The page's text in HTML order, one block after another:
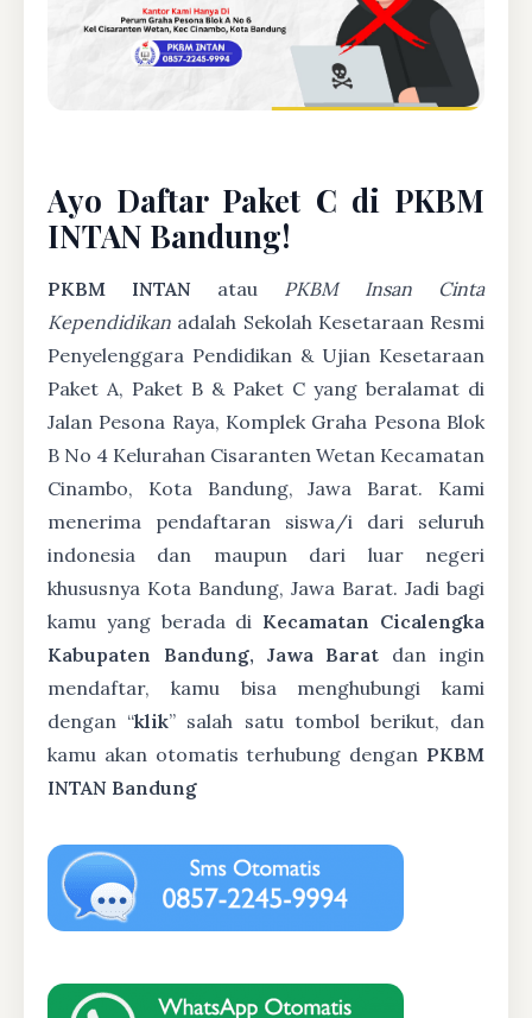
Ayo Daftar Paket C di PKBM
INTAN Bandung!
PKBM INTAN atau PKBM Insan Cinta
Kependidikan adalah Sekolah Kesetaraan Resmi
Penyelenggara Pendidikan & Ujian Kesetaraan
Paket A, Paket B & Paket C yang beralamat di
Jalan Pesona Raya, Komplek Graha Pesona Blok
B No 4 Kelurahan Cisaranten Wetan Kecamatan
Cinambo, Kota Bandung, Jawa Barat. Kami
menerima pendaftaran siswa/i dari seluruh
indonesia dan maupun dari luar negeri
khususnya Kota Bandung, Jawa Barat. Jadi bagi
kamu yang berada di Kecamatan Cicalengka
Kabupaten Bandung, Jawa Barat dan ingin
mendaftar, kamu bisa menghubungi kami
dengan “klik” salah satu tombol berikut, dan
kamu akan otomatis terhubung dengan PKBM
INTAN Bandung